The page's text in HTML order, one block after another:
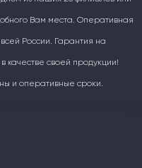
Вам места. Оперативная
России. Гарантия на
качестве своей продукции!
и оперативные сроки.